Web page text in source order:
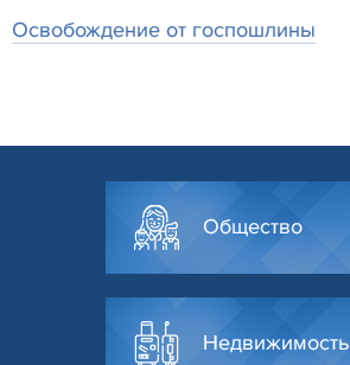
Освобождение от госпошлины
Общество
Недвижимость